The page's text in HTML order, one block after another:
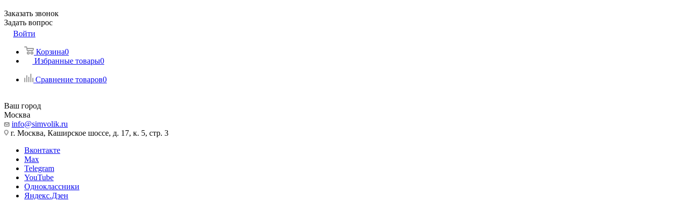
Заказать звонок
Задать вопрос
Войти
Корзина0
Избранные товары0
Сравнение товаров0
Ваш город
Москва
info@simvolik.ru
г. Москва, Каширское шоссе, д. 17, к. 5, стр. 3
Вконтакте
Max
Telegram
YouTube
Одноклассники
Яндекс.Дзен